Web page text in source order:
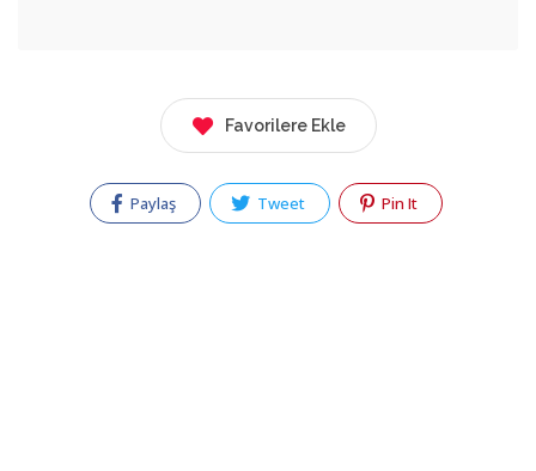
Favorilere Ekle
Paylaş Tweet Pin It